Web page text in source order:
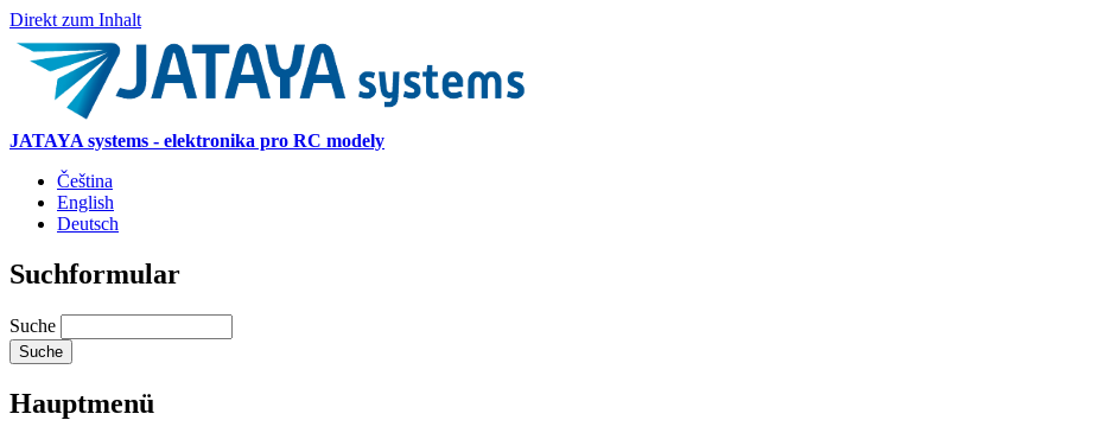
Direkt zum Inhalt
JATAYA systems - elektronika pro RC modely
Čeština
English
Deutsch
Suchformular
Suche
Hauptmenü